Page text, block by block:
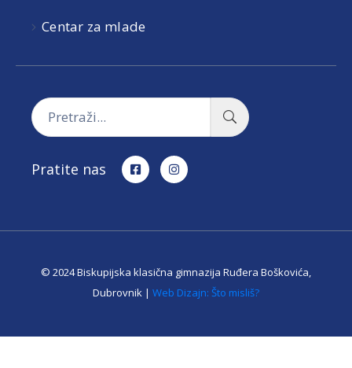
Centar za mlade
Pratite nas
© 2024 Biskupijska klasična gimnazija Ruđera Boškovića,
Dubrovnik | Web Dizajn: Što misliš?